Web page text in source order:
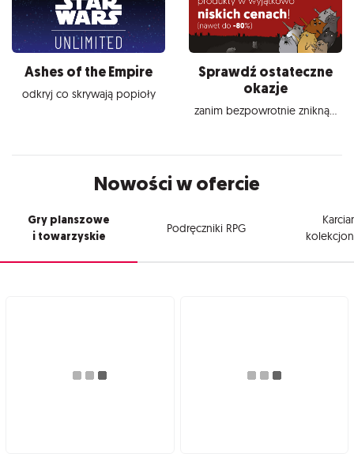
Ashes of the Empire
odkryj co skrywają popioły
Sprawdź ostateczne
okazje
zanim bezpowrotnie znikną...
Nowości w ofercie
Gry planszowe
i towarzyskie
Podręczniki RPG